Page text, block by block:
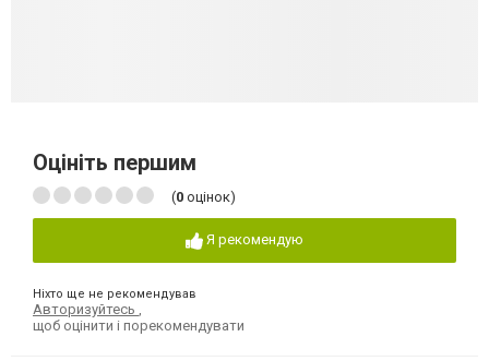
Оцініть першим
(0 оцінок)
Я рекомендую
Ніхто ще не рекомендував
Авторизуйтесь
щоб оцінити і порекомендувати